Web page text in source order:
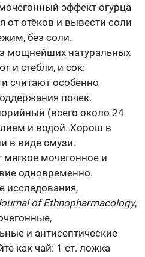
эффект огурца
от отёков и вывести соли
без соли.
мощнейших натуральных
и стебли, и сок:
считают особенно
почек.
(всего около 24
и водой. Хорош в
в виде смузи.
мягкое мочегонное и
одновременно.
исследования,
of Ethnopharmacology,
и антисептические
как чай: 1 ст. ложка